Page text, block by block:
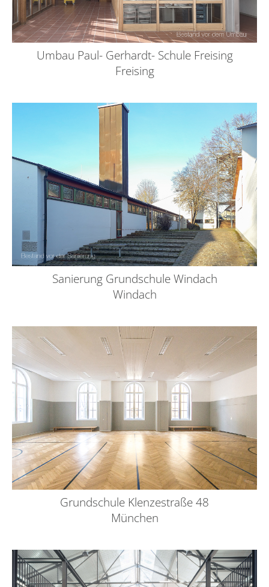
Umbau Paul- Gerhardt- Schule Freising
Freising
Sanierung Grundschule Windach
Windach
Grundschule Klenzestraße 48
München